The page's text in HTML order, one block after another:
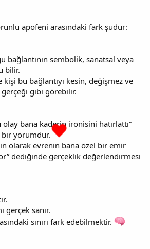
apofeni arasındaki fark şudur:
bağlantının sembolik, sanatsal veya
bilir.
bu bağlantıyı kesin, değişmez ve
gerçeği gibi görebilir.
bana kaderin ironisini hatırlattı”
bir yorumdur.
olarak evrenin bana özel bir emir
dediğinde gerçeklik değerlendirmesi
gerçek sanır.
sınırı fark edebilmektir.